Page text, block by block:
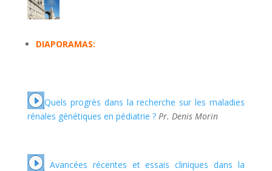
DIAPORAMAS:
Quels progrès dans la recherche sur les maladies
rénales génétiques en pédiatrie ? Pr. Denis Morin
Avancées récentes et essais cliniques dans la